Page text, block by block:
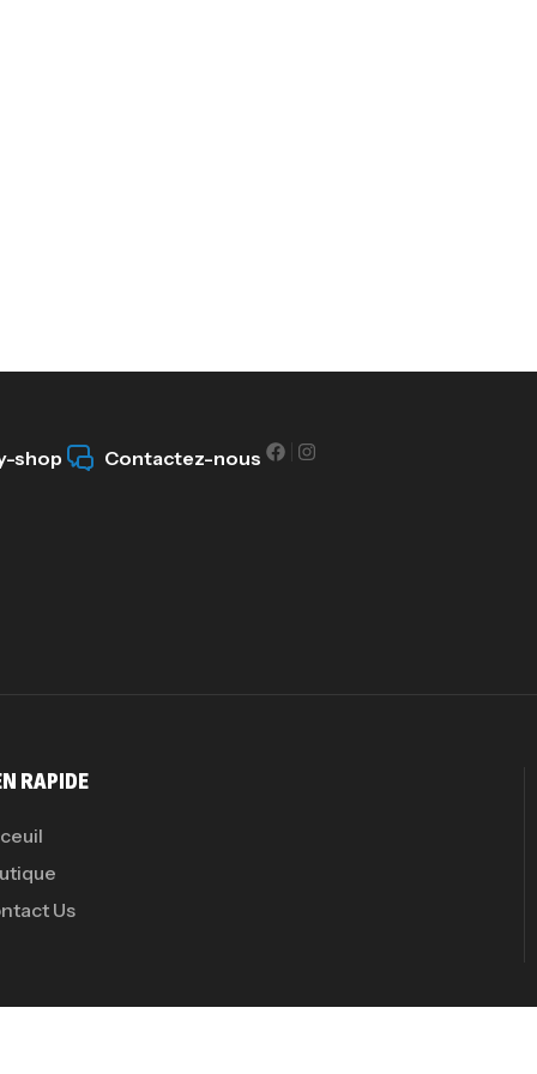
shop Contactez-nous
RAPIDE
Us